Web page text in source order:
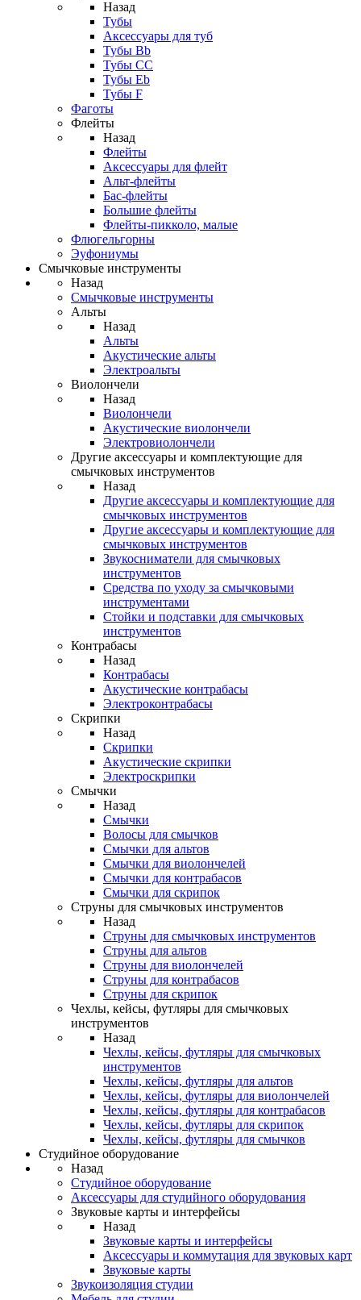
Назад
Тубы
Аксессуары для туб
Тубы Bb
Тубы CC
Тубы Eb
Тубы F
Фаготы
Флейты
Назад
Флейты
Аксессуары для флейт
Альт-флейты
Бас-флейты
Большие флейты
Флейты-пикколо, малые
Флюгельгорны
Эуфониумы
Смычковые инструменты
Назад
Смычковые инструменты
Альты
Назад
Альты
Акустические альты
Электроальты
Виолончели
Назад
Виолончели
Акустические виолончели
Электровиолончели
Другие аксессуары и комплектующие для
смычковых инструментов
Назад
Другие аксессуары и комплектующие для
смычковых инструментов
Другие аксессуары и комплектующие для
смычковых инструментов
Звукосниматели для смычковых
инструментов
Средства по уходу за смычковыми
инструментами
Стойки и подставки для смычковых
инструментов
Контрабасы
Назад
Контрабасы
Акустические контрабасы
Электроконтрабасы
Скрипки
Назад
Скрипки
Акустические скрипки
Электроскрипки
Смычки
Назад
Смычки
Волосы для смычков
Смычки для альтов
Смычки для виолончелей
Смычки для контрабасов
Смычки для скрипок
Струны для смычковых инструментов
Назад
Струны для смычковых инструментов
Струны для альтов
Струны для виолончелей
Струны для контрабасов
Струны для скрипок
Чехлы, кейсы, футляры для смычковых
инструментов
Назад
Чехлы, кейсы, футляры для смычковых
инструментов
Чехлы, кейсы, футляры для альтов
Чехлы, кейсы, футляры для виолончелей
Чехлы, кейсы, футляры для контрабасов
Чехлы, кейсы, футляры для скрипок
Чехлы, кейсы, футляры для смычков
Студийное оборудование
Назад
Студийное оборудование
Аксессуары для студийного оборудования
Звуковые карты и интерфейсы
Назад
Звуковые карты и интерфейсы
Аксессуары и коммутация для звуковых карт
Звуковые карты
Звукоизоляция студии